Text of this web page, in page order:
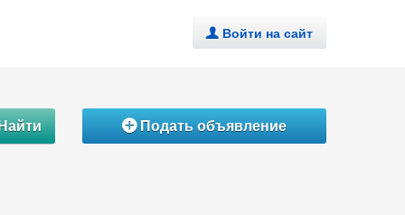
. Войти на сайт
ÁПодать объявление